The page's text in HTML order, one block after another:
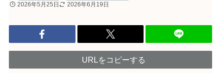
2026年5月25日 2026年6月19日
URLをコピーする